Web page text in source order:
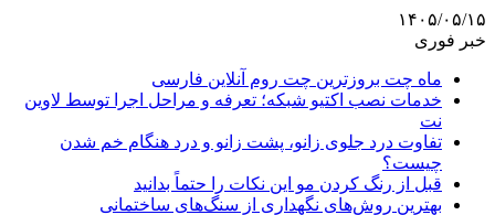
۱۴۰۵/۰۵/۱۵
خبر فوری
ماه چت بروزترین چت روم آنلاین فارسی
خدمات نصب اکتیو شبکه؛ تعرفه و مراحل اجرا توسط لاوین
نت
تفاوت درد جلوی زانو، پشت زانو و درد هنگام خم شدن
چیست؟
قبل از رنگ کردن مو این نکات را حتماً بدانید
بهترین روش‌های نگهداری از سنگ‌های ساختمانی